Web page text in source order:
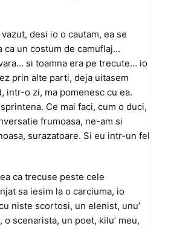
desi io o cautam, ea se
ca un costum de camuflaj…
si toamna era pe trecute… io
prin alte parti, deja uitasem
intr-o zi, ma pomenesc cu ea.
Ce mai faci, cum o duci,
frumoasa, ne-am si
surazatoare. Si eu intr-un fel
ca trecuse peste cele
sa iesim la o carciuma, io
niste scortosi, un elenist, unu’
o scenarista, un poet, kilu’ meu,